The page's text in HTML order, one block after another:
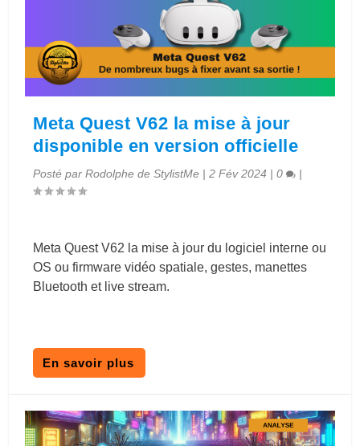
Meta Quest V62 la mise à jour
disponible en version officielle
Posté parRodolphe de StylistMe |2 Fév 2024 |0 |
Meta Quest V62 la mise à jour du logiciel interne ou
OS ou firmware vidéo spatiale, gestes, manettes
Bluetooth et live stream.
En savoir plus